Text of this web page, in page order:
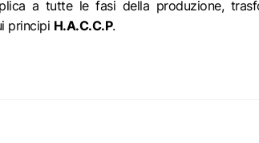
a tutte le fasi della produzione,
principi H.A.C.C.P.